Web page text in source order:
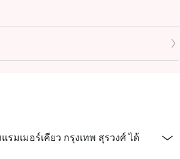
มเมอร์เคียว กรุงเทพ สุรวงศ์ ได้